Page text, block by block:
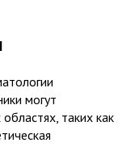
могут
таких как